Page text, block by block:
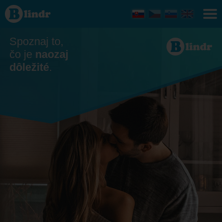
Zoznamka
- On
hľadá ju
Spoznaj to,
čo je naozaj
dôležité.